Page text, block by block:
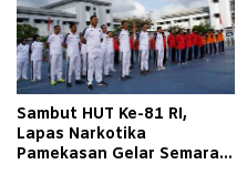
Sambut HUT Ke-81 RI,
Lapas Narkotika
Pamekasan Gelar Semarak